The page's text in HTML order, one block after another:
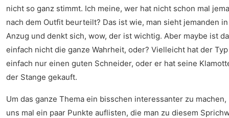
nicht so ganz stimmt. Ich meine, wer hat nicht schon mal
nach dem Outfit beurteilt? Das ist wie, man sieht jemanden
Anzug und denkt sich, wow, der ist wichtig. Aber maybe ist
einfach nicht die ganze Wahrheit, oder? Vielleicht hat der Typ
einfach nur einen guten Schneider, oder er hat seine
der Stange gekauft.
Um das ganze Thema ein bisschen interessanter zu machen,
uns mal ein paar Punkte auflisten, die man zu diesem